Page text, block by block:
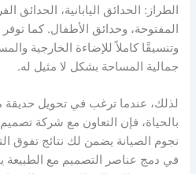
الطراز: الحدائق اليابانية، الحدائق
المفتوحة، وحدائق الأطفال. كما
وتنسيقًا كاملاً للإضاءة الخارجية
جمالية المساحة بشكل لا مثيل له.
لذلك، عندما ترغب في تحويل
بالحياة، فإن التعاون مع شركة
نجوم الصيانة يضمن لك نتائج تفوق
في دمج عناصر التصميم مع الطبيعة